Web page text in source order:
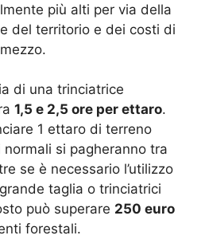
più alti per via della
del territorio e dei costi di
di una trinciatrice
1,5 e 2,5 ore per ettaro.
1 ettaro di terreno
si pagheranno tra
se è necessario l’utilizzo
taglia o trinciatrici
può superare 250 euro
forestali.